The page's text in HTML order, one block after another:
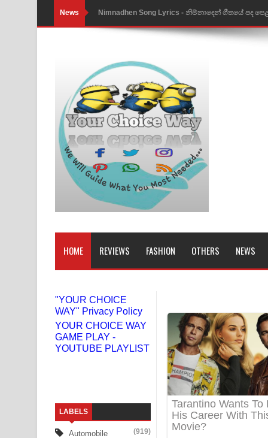
News Nimnadhen Song Lyrics - නිම්නාදෙන් ගීතයේ පද
Obamai Mage Adare Song Lyrics - ඔබමයි මගේ
Pansal Gihin Song Lyrics - පන්සල් ගිහිං ගීතයේ පද
Ankeliya Song Lyrics - අංකෙළිය ගීතයේ පද පෙළ
DEAR GOD Song Lyrics - ඩියර් ගෝඩ් ගීතයේ පද පෙළ
MANAMALA KATHA Song Lyrics - මනමාල කතා
Dai Dai Lyrics - Shakira, Burna Boy | 2026
Lassana Amma Song Lyrics - ලස්සන අම්මා ගීතයේ
Gemak Deela Song Lyrics - ගේමක් දීලා ගීතයේ පද
Doni Song Lyrics - දෝණි ගීතයේ පද පෙළ
Benthara Palame Song Lyrics - බෙන්තර පාලමේ
Sanda Babalena Song Lyrics - සඳ බැබලෙන ගීතයේ
Adare Wadi Nisa Song Lyrics - ආදරේ වැඩි නිසා
UNUHUMA Song Lyrics - උණුහුම ගීතයේ පද පෙළ
HOME REVIEWS FASHION OTHERS NEWS
"YOUR CHOICE
WAY" Privacy Policy
YOUR CHOICE WAY
GAME PLAY -
YOUTUBE PLAYLIST
LABELS
Automobile (919)